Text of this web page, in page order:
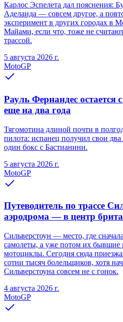
Карлос Эспелета дал пояснения:
Аделаида — совсем другое, а
эксперимент в других городах в
Майами, если что, тоже не
трассой.
5 августа 2026 г.
MotoGP
Рауль Фернандес остается
еще на два года
Тягомотина длиной почти в
пилота: испанец получил свои два
один бокс с Бастианини.
5 августа 2026 г.
MotoGP
Путеводитель по трассе
аэродрома — в центр
Сильверстоун — место, где
самолеты, а уже потом их бывшие
мотоциклы. Сегодня сюда
сотни тысяч болельщиков, хотя
Сильверстоуна совсем не с гонок.
4 августа 2026 г.
MotoGP